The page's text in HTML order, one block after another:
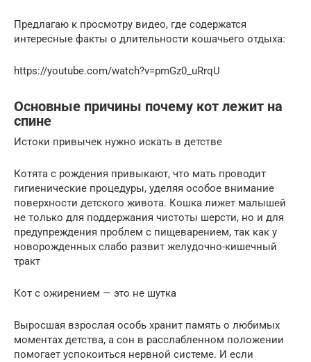
Предлагаю к просмотру видео, где содержатся
интересные факты о длительности кошачьего отдыха:
https://youtube.com/watch?v=pmGz0_uRrqU
Основные причины почему кот лежит на
спине
Истоки привычек нужно искать в детстве
Котята с рождения привыкают, что мать проводит
гигиенические процедуры, уделяя особое внимание
поверхности детского живота. Кошка лижет малышей
не только для поддержания чистоты шерсти, но и для
предупреждения проблем с пищеварением, так как у
новорожденных слабо развит желудочно-кишечный
тракт
Кот с ожирением — это не шутка
Выросшая взрослая особь хранит память о любимых
моментах детства, а сон в расслабленном положении
помогает успокоиться нервной системе. И если